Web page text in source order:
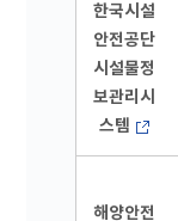
한국시설
안전공단
시설물정
보관리시
스템
해양안전